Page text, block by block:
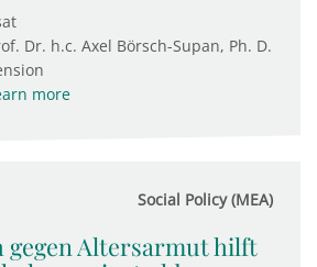
Dr. h.c. Axel Börsch-Supan, Ph. D.
more
Social Policy (MEA)
gegen Altersarmut hilft